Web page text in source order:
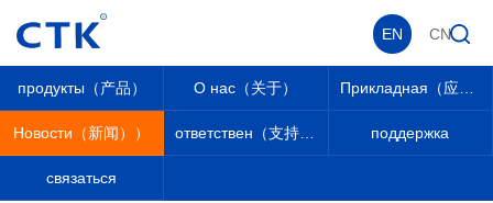
продукты（产品） О нас（关于）
Новости（新闻）） поддержка
связаться
EN CN
Новости（新闻））